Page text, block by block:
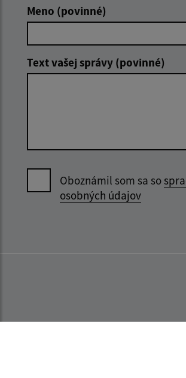
Meno (povinné)
Text vašej správy (povinné)
Oboznámil som sa so
osobných údajov